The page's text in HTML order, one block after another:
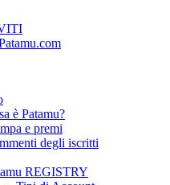
è Patamu?
e premi
degli iscritti
REGISTRY